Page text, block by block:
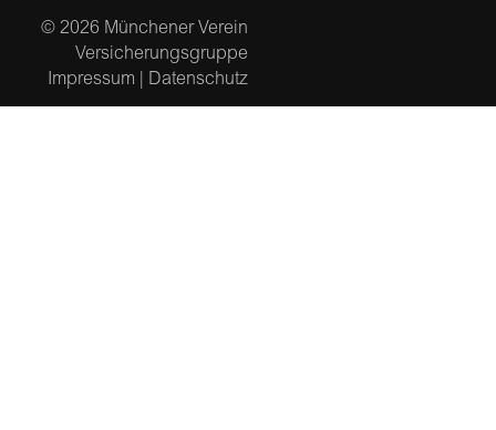
© 2026 Münchener Verein
Versicherungsgruppe
Impressum
Datenschutz